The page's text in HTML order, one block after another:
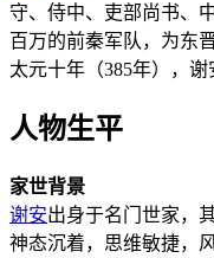
守、侍中、吏部尚书、
百万的前秦军队，为东
太元十年（385年），
人物生平
家世背景
谢安出身于名门世家，
神态沉着，思维敏捷，